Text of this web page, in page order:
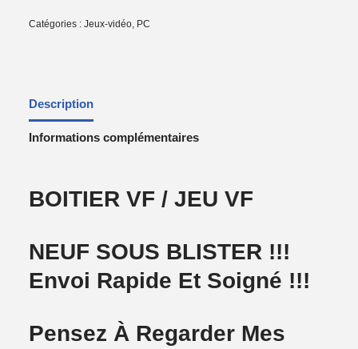
Catégories :Jeux-vidéo, PC
Description
Informations complémentaires
BOITIER VF / JEU VF
NEUF SOUS BLISTER !!!
Envoi Rapide Et Soigné !!!
Pensez À Regarder Mes